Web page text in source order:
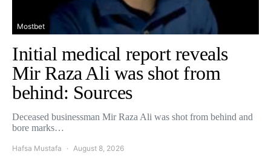
Mostbet
Initial medical report reveals
Mir Raza Ali was shot from
behind: Sources
Deceased businessman Mir Raza Ali was shot from behind and
bore marks…
Hafsa Mustafa August 8, 2026